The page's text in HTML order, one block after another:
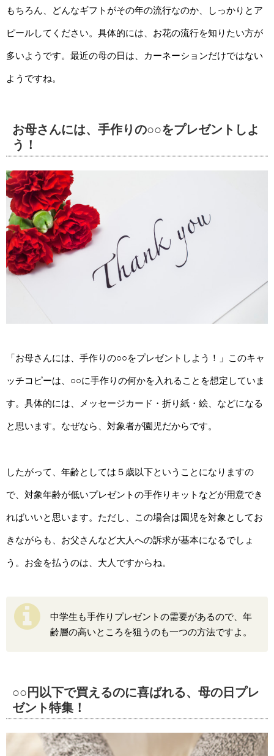
もちろん、どんなギフトがその年の流行なのか、しっかりとア
ピールしてください。具体的には、お花の流行を知りたい方が
多いようです。最近の母の日は、カーネーションだけではない
ようですね。
お母さんには、手作りの○○をプレゼントしよ
う！
「お母さんには、手作りの○○をプレゼントしよう！」このキャ
ッチコピーは、○○に手作りの何かを入れることを想定していま
す。具体的には、メッセージカード・折り紙・絵、などになる
と思います。なぜなら、対象者が園児だからです。
したがって、年齢としては５歳以下ということになりますの
で、対象年齢が低いプレゼントの手作りキットなどが用意でき
ればいいと思います。ただし、この場合は園児を対象としてお
きながらも、お父さんなど大人への訴求が基本になるでしょ
う。お金を払うのは、大人ですからね。
中学生も手作りプレゼントの需要があるので、年
齢層の高いところを狙うのも一つの方法ですよ。
○○円以下で買えるのに喜ばれる、母の日プレ
ゼント特集！